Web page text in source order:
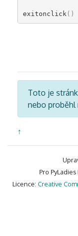
exitonclick ()
Toto je
nebo proběhl
↑
Pro
Licence: Creative